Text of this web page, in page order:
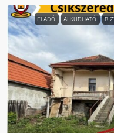
ELADÓ ALKUDHATÓ